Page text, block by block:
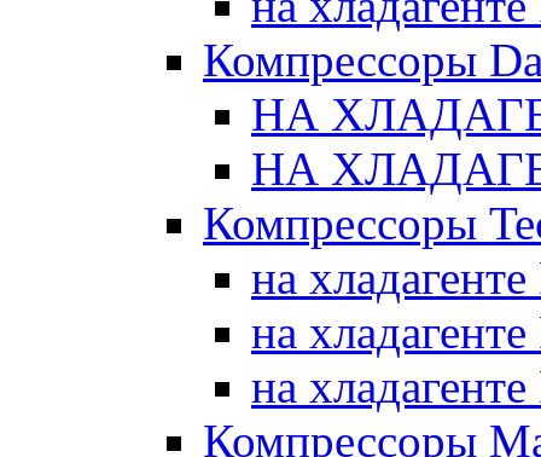
Компрессоры
НА
НА
Компрессоры
на
на
на
Компрессоры